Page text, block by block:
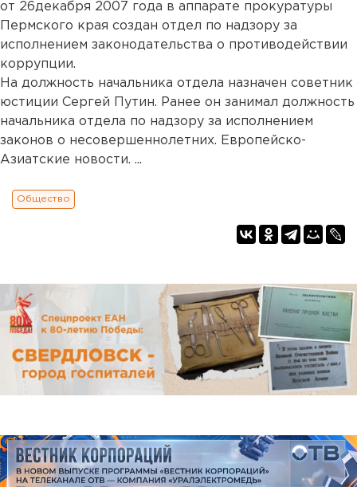
от 26декабря 2007 года в аппарате прокуратуры
Пермского края создан отдел по надзору за
исполнением законодательства о противодействии
коррупции.
На должность начальника отдела назначен советник
юстиции Сергей Путин. Ранее он занимал должность
начальника отдела по надзору за исполнением
законов о несовершеннолетних. Европейско-
Азиатские новости. ...
Общество